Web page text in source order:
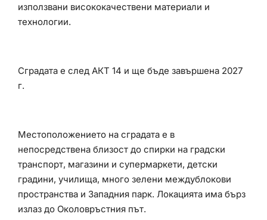
използвани висококачествени материали и
технологии.
Сградата е след АКТ 14 и ще бъде завършена 2027
г.
Местоположението на сградата е в
непосредствена близост до спирки на градски
транспорт, магазини и супермаркети, детски
градини, училища, много зелени междублокови
пространства и Западния парк. Локацията има бърз
излаз до Околовръстния път.